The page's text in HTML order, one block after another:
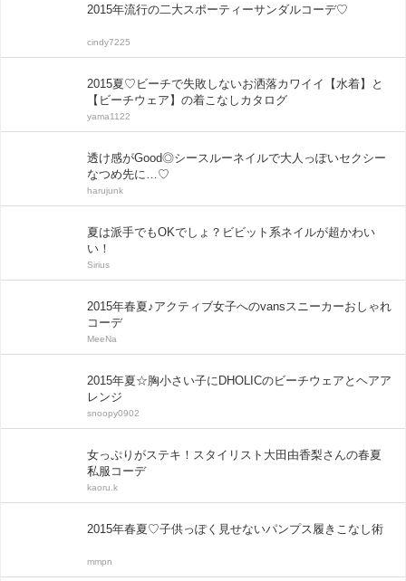
2015年流行の二大スポーティーサンダルコーデ♡
cindy7225
2015夏♡ビーチで失敗しないお洒落カワイイ【水着】と
【ビーチウェア】の着こなしカタログ
yama1122
透け感がGood◎シースルーネイルで大人っぽいセクシー
なつめ先に…♡
harujunk
夏は派手でもOKでしょ？ビビット系ネイルが超かわい
い！
Sirius
2015年春夏♪アクティブ女子へのvansスニーカーおしゃれ
コーデ
MeeNa
2015年夏☆胸小さい子にDHOLICのビーチウェアとヘアア
レンジ
snoopy0902
女っぷりがステキ！スタイリスト大田由香梨さんの春夏
私服コーデ
kaoru.k
2015年春夏♡子供っぽく見せないパンプス履きこなし術
mmpn